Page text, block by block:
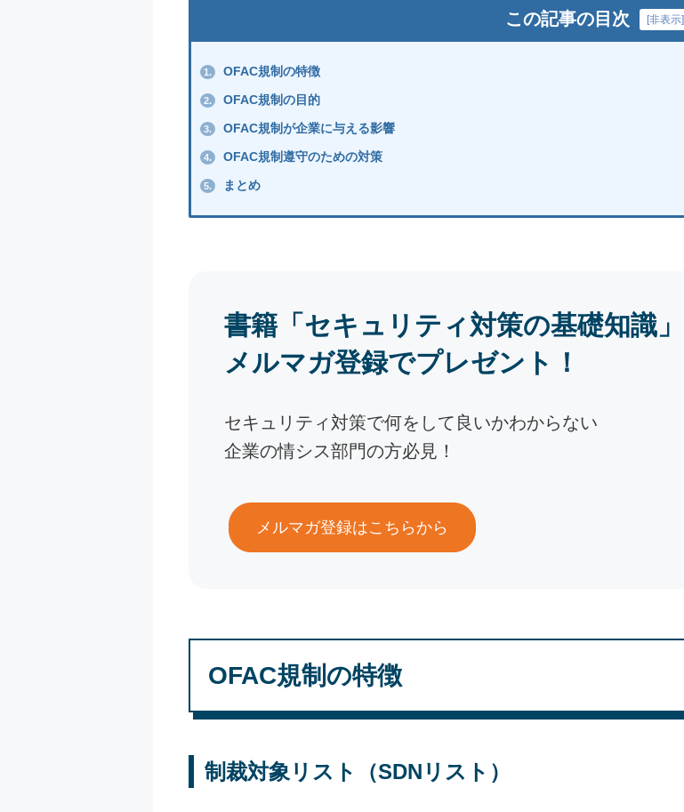
この記事の目次 [非表示]
1. OFAC規制の特徴
2. OFAC規制の目的
3. OFAC規制が企業に与える影響
4. OFAC規制遵守のための対策
5. まとめ
書籍「セキュリティ対策の基礎知識」
メルマガ登録でプレゼント！
セキュリティ対策で何をして良いかわからない
企業の情シス部門の方必見！
メルマガ登録はこちらから
OFAC規制の特徴
制裁対象リスト（SDNリスト）